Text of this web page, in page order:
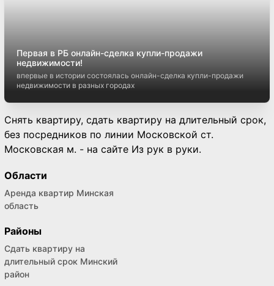
Первая в РБ онлайн-сделка купли-продажи
недвижимости!
впервые в истории состоялась онлайн-сделка купли-продажи
недвижимости в разных городах
Снять квартиру, сдать квартиру на длительный срок,
без посредников по линии Московской ст.
Московская м. - на сайте Из рук в руки.
Области
Аренда квартир Минская
область
Районы
Сдать квартиру на
длительный срок Минский
район